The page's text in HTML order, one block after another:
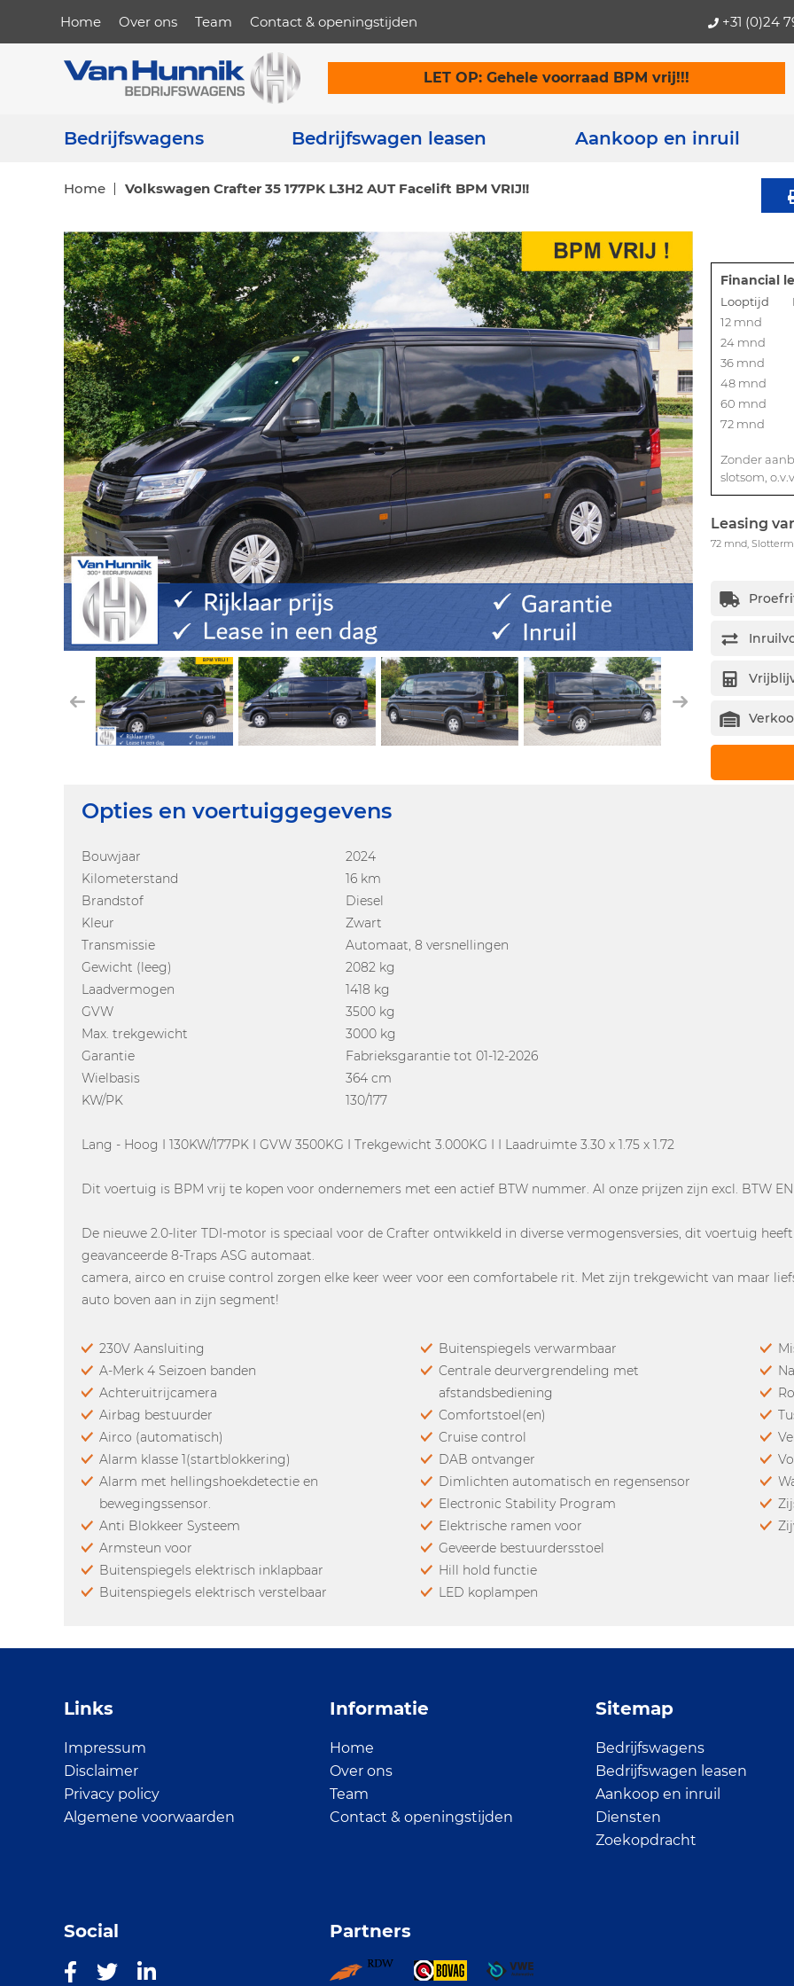
Home Over ons Team Contact & openingstijden +31 (0)24
LET OP: Gehele voorraad BPM vrij!!!
Bedrijfswagens Bedrijfswagen leasen Aankoop en inruil
Home Volkswagen Crafter 35 177PK L3H2 AUT Facelift BPM VRIJ!!
Financial
Looptijd
12 mnd
24 mnd
36 mnd
48 mnd
60 mnd
72 mnd
Zonder
slotsom,
Leasing
72 mnd,
Opties en voertuiggegevens
Bouwjaar
2024
Kilometerstand
16 km
Brandstof
Diesel
Kleur
Zwart
Transmissie
Automaat, 8 versnellingen
Gewicht (leeg)
2082 kg
Laadvermogen
1418 kg
GVW
3500 kg
Max. trekgewicht
3000 kg
Garantie
Fabrieksgarantie tot 01-12-2026
Wielbasis
364 cm
KW/PK
130/177
Lang - Hoog I 130KW/177PK I GVW 3500KG I Trekgewicht 3.000KG I I Laadruimte 3.30 x 1.75 x 1.72
Dit voertuig is BPM vrij te kopen voor ondernemers met een actief BTW nummer. Al onze prijzen zijn excl. BTW
De nieuwe 2.0-liter TDI-motor is speciaal voor de Crafter ontwikkeld in diverse vermogensversies, dit voertuig
geavanceerde 8-Traps ASG automaat.
camera, airco en cruise control zorgen elke keer weer voor een comfortabele rit. Met zijn trekgewicht van maar
auto boven aan in zijn segment!
230V Aansluiting
A-Merk 4 Seizoen banden
Achteruitrijcamera
Airbag bestuurder
Airco (automatisch)
Alarm klasse 1(startblokkering)
Alarm met hellingshoekdetectie en
bewegingssensor.
Anti Blokkeer Systeem
Armsteun voor
Buitenspiegels elektrisch inklapbaar
Buitenspiegels elektrisch verstelbaar
Buitenspiegels verwarmbaar
Centrale deurvergrendeling met
afstandsbediening
Comfortstoel(en)
Cruise control
DAB ontvanger
Dimlichten automatisch en regensensor
Electronic Stability Program
Elektrische ramen voor
Geveerde bestuurdersstoel
Hill hold functie
LED koplampen
Links
Impressum
Disclaimer
Privacy policy
Algemene voorwaarden
Informatie
Home
Over ons
Team
Contact & openingstijden
Sitemap
Bedrijfswagens
Bedrijfswagen leasen
Aankoop en inruil
Diensten
Zoekopdracht
Social Partners